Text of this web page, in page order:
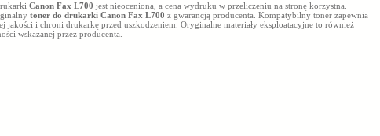
Canon Fax L700 jest nieoceniona, a cena wydruku w przeliczeniu na stronę korzystna.
toner do drukarki Canon Fax L700 z gwarancją producenta. Kompatybilny toner zapewnia
jakości i chroni drukarkę przed uszkodzeniem. Oryginalne materiały eksploatacyjne to również
wskazanej przez producenta.